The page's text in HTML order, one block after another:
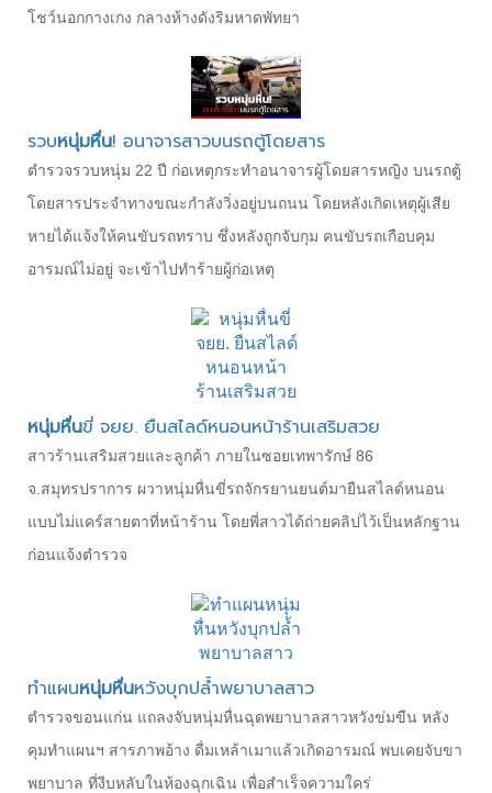
โชว์นอกกางเกง กลางห้างดังริมหาดพัทยา
รวบหนุ่มหื่น! อนาจารสาวบนรถตู้โดยสาร
ตำรวจรวบหนุ่ม 22 ปี ก่อเหตุกระทำอนาจารผู้โดยสารหญิง บนรถตู้
โดยสารประจำทางขณะกำลังวิ่งอยู่บนถนน โดยหลังเกิดเหตุผู้เสีย
หายได้แจ้งให้คนขับรถทราบ ซึ่งหลังถูกจับกุม คนขับรถเกือบคุม
อารมณ์ไม่อยู่ จะเข้าไปทำร้ายผู้ก่อเหตุ
หนุ่มหื่นขี่ จยย. ยืนสไลด์หนอนหน้าร้านเสริมสวย
สาวร้านเสริมสวยและลูกค้า ภายในซอยเทพารักษ์ 86
จ.สมุทรปราการ ผวาหนุ่มหื่นขี่รถจักรยานยนต์มายืนสไลด์หนอน
แบบไม่แคร์สายตาที่หน้าร้าน โดยพี่สาวได้ถ่ายคลิปไว้เป็นหลักฐาน
ก่อนแจ้งตำรวจ
ทำแผนหนุ่มหื่นหวังบุกปล้ำพยาบาลสาว
ตำรวจขอนแก่น แถลงจับหนุ่มหื่นฉุดพยาบาลสาวหวังข่มขืน หลัง
คุมทำแผนฯ สารภาพอ้าง ดื่มเหล้าเมาแล้วเกิดอารมณ์ พบเคยจับขา
พยาบาล ที่งีบหลับในห้องฉุกเฉิน เพื่อสำเร็จความใคร่